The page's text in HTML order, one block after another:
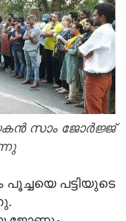
സാം ജോര്‍ജ്ജ്
പട്ടിയുടെ